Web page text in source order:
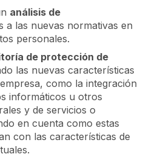
análisis de
a las nuevas normativas en
personales.
de protección de
las nuevas características
como la integración
informáticos u otros
y de servicios o
en cuenta como estas
con las características de